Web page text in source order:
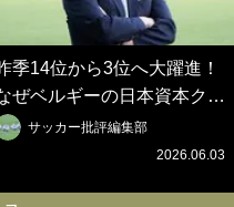
季14位から3位へ大躍進！
ぜベルギーの日本資本クラ
は創設102年目に歴史的快
挙を成し遂げられたのか？
サッカー批評編集部
2026.06.03